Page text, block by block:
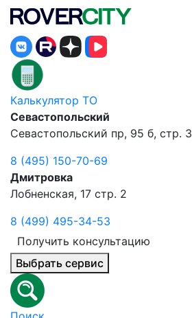
Калькулятор ТО
Севастопольский
Севастопольский пр, 95 б, стр. 3
8 (495) 150-70-69
Дмитровка
Лобненская, 17 стр. 2
8 (499) 495-34-53
Получить консультацию
Выбрать сервис